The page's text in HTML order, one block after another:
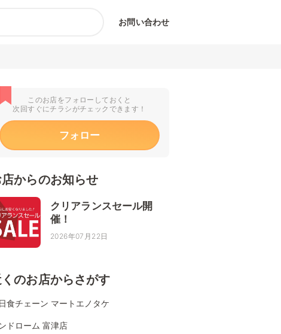
お問い合わせ
このお店をフォローしておくと
次回すぐにチラシがチェックできます！
フォロー
からのお知らせ
クリアランスセール開
催！
2026年07月22日
のお店からさがす
食チェーン マートエノタケ
ドローム 富津店